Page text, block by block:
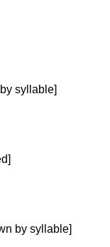
syllable]
by syllable]